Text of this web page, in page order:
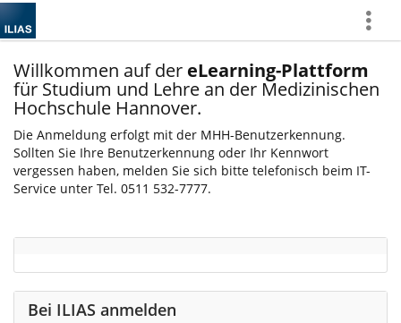
Willkommen auf der eLearning-Plattform
für Studium und Lehre an der Medizinischen
Hochschule Hannover.
Die Anmeldung erfolgt mit der MHH-Benutzerkennung.
Sollten Sie Ihre Benutzerkennung oder Ihr Kennwort
vergessen haben, melden Sie sich bitte telefonisch beim IT-
Service unter Tel. 0511 532-7777.
Bei ILIAS anmelden